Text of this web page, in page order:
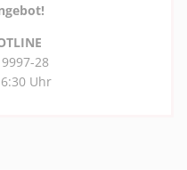
28
Uhr